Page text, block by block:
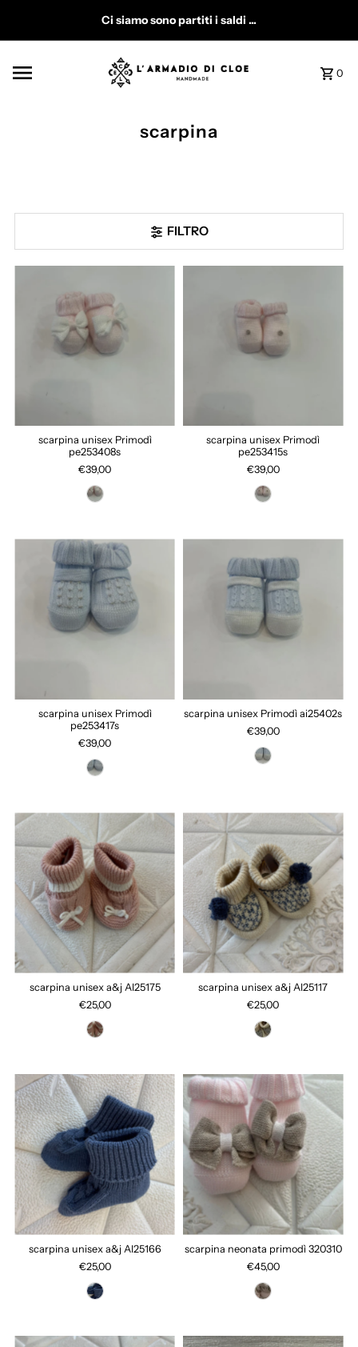
Vai direttamente ai contenutiCi siamo sono partiti i saldi ...
0
scarpina
FILTRO
scarpina unisex Primodì
pe253408s
€39,00
scarpina unisex Primodì
pe253415s
€39,00
scarpina unisex Primodì
pe253417s
€39,00
scarpina unisex Primodì ai25402s
€39,00
scarpina unisex a&j AI25175
€25,00
scarpina unisex a&j AI25117
€25,00
scarpina unisex a&j AI25166
€25,00
scarpina neonata primodì 320310
€45,00